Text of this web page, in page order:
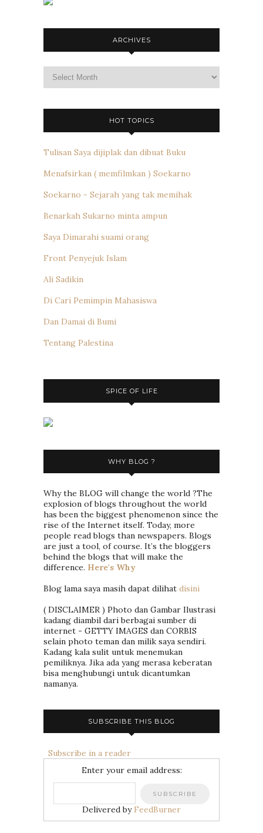
ARCHIVES
HOT TOPICS
Tulisan Saya dijiplak dan dibuat Buku
Menafsirkan ( memfilmkan ) Soekarno
Soekarno - Sejarah yang tak memihak
Benarkah Sukarno minta ampun
Saya Dimarahi suami orang
Front Penyejuk Islam
Ali Sadikin
Di Cari Pemimpin Mahasiswa
Dan Damai di Bumi
Tentang Palestina
SPICE OF LIFE
WHY BLOG ?
Why the BLOG will change the world ?The
explosion of blogs throughout the world
has been the biggest phenomenon since the
rise of the Internet itself. Today, more
people read blogs than newspapers. Blogs
are just a tool, of course. It’s the bloggers
behind the blogs that will make the
difference. Here's Why
Blog lama saya masih dapat dilihat disini
( DISCLAIMER ) Photo dan Gambar Ilustrasi
kadang diambil dari berbagai sumber di
internet - GETTY IMAGES dan CORBIS
selain photo teman dan milik saya sendiri.
Kadang kala sulit untuk menemukan
pemiliknya. Jika ada yang merasa keberatan
bisa menghubungi untuk dicantumkan
namanya.
SUBSCRIBE THIS BLOG
Subscribe in a reader
Enter your email address:
Delivered by FeedBurner